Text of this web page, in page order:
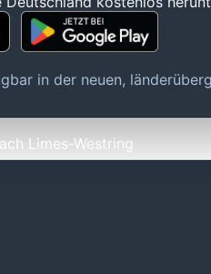
in der neuen,
Limes-Westring